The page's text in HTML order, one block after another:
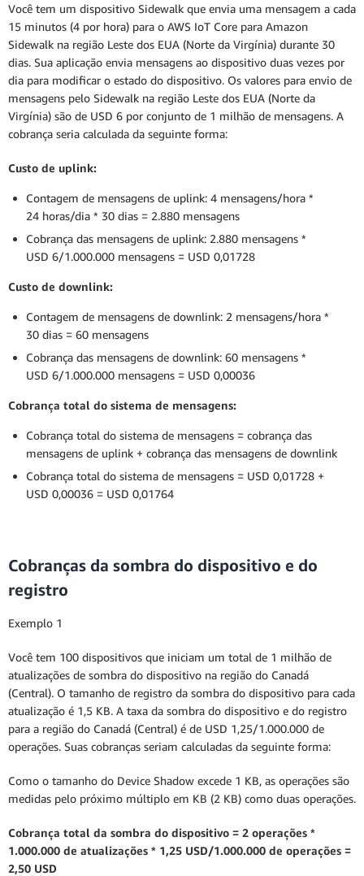
Você tem um dispositivo Sidewalk que envia uma mensagem a cada
15 minutos (4 por hora) para o AWS IoT Core para Amazon
Sidewalk na região Leste dos EUA (Norte da Virgínia) durante 30
dias. Sua aplicação envia mensagens ao dispositivo duas vezes por
dia para modificar o estado do dispositivo. Os valores para envio de
mensagens pelo Sidewalk na região Leste dos EUA (Norte da
Virgínia) são de USD 6 por conjunto de 1 milhão de mensagens. A
cobrança seria calculada da seguinte forma:
Custo de uplink:
Contagem de mensagens de uplink: 4 mensagens/hora *
24 horas/dia * 30 dias = 2.880 mensagens
Cobrança das mensagens de uplink: 2.880 mensagens *
USD 6/1.000.000 mensagens = USD 0,01728
Custo de downlink:
Contagem de mensagens de downlink: 2 mensagens/hora *
30 dias = 60 mensagens
Cobrança das mensagens de downlink: 60 mensagens *
USD 6/1.000.000 mensagens = USD 0,00036
Cobrança total do sistema de mensagens:
Cobrança total do sistema de mensagens = cobrança das
mensagens de uplink + cobrança das mensagens de downlink
Cobrança total do sistema de mensagens = USD 0,01728 +
USD 0,00036 = USD 0,01764
Cobranças da sombra do dispositivo e do
registro
Exemplo 1
Você tem 100 dispositivos que iniciam um total de 1 milhão de
atualizações de sombra do dispositivo na região do Canadá
(Central). O tamanho de registro da sombra do dispositivo para cada
atualização é 1,5 KB. A taxa da sombra do dispositivo e do registro
para a região do Canadá (Central) é de USD 1,25/1.000.000 de
operações. Suas cobranças seriam calculadas da seguinte forma:
Como o tamanho do Device Shadow excede 1 KB, as operações são
medidas pelo próximo múltiplo em KB (2 KB) como duas operações.
Cobrança total da sombra do dispositivo = 2 operações *
1.000.000 de atualizações * 1,25 USD/1.000.000 de operações =
2,50 USD